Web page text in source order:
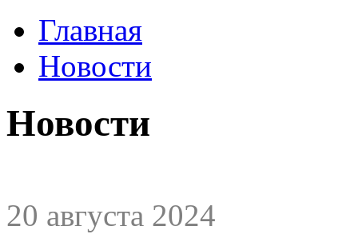
Главная
Новости
Новости
20 августа 2024